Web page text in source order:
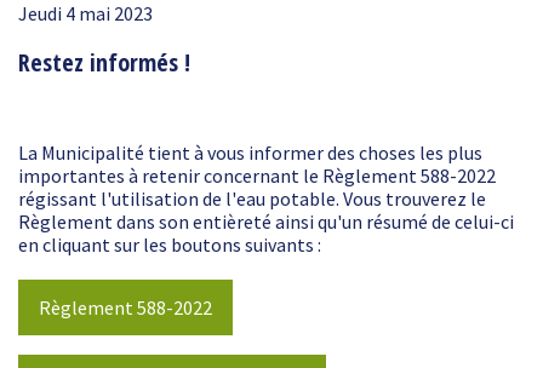
Jeudi 4 mai 2023
Restez informés !
La Municipalité tient à vous informer des choses les plus
importantes à retenir concernant le Règlement 588-2022
régissant l'utilisation de l'eau potable. Vous trouverez le
Règlement dans son entièreté ainsi qu'un résumé de celui-ci
en cliquant sur les boutons suivants :
Règlement 588-2022